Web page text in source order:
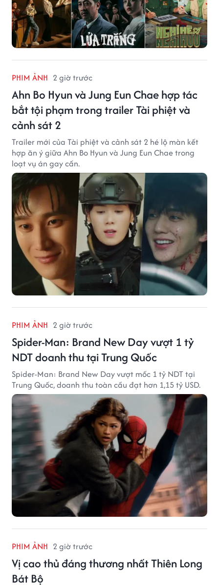
PHIM ẢNH 2 giờ trước
Ahn Bo Hyun và Jung Eun Chae hợp tác
bắt tội phạm trong trailer Tài phiệt và
cảnh sát 2
Trailer mới của Tài phiệt và cảnh sát 2 hé lộ màn kết
hợp ăn ý giữa Ahn Bo Hyun và Jung Eun Chae trong
loạt vụ án gay cấn.
PHIM ẢNH 2 giờ trước
Spider-Man: Brand New Day vượt 1 tỷ
NDT doanh thu tại Trung Quốc
Spider-Man: Brand New Day vượt mốc 1 tỷ NDT tại
Trung Quốc, doanh thu toàn cầu đạt hơn 1,15 tỷ USD.
PHIM ẢNH 2 giờ trước
Vị cao thủ đáng thương nhất Thiên Long
Bát Bộ